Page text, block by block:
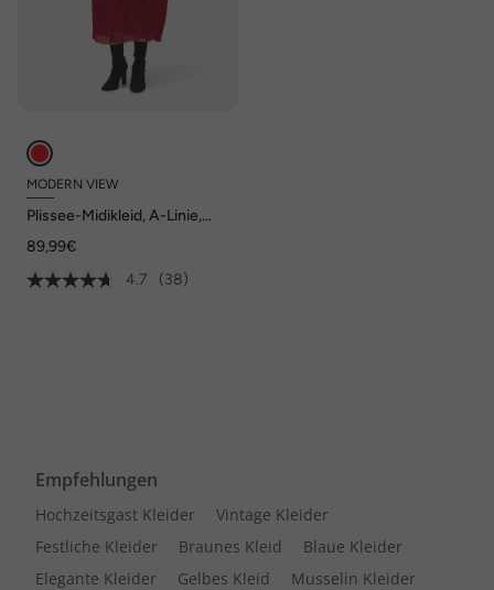
MODERN VIEW
Plissee-Midikleid, A-Linie,
89,99€
4.7
(38)
Empfehlungen
Hochzeitsgast Kleider
Vintage Kleider
Festliche Kleider
Braunes Kleid
Blaue Kleider
Elegante Kleider
Gelbes Kleid
Musselin Kleider